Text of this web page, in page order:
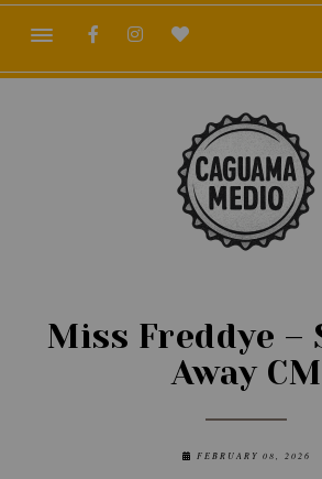
Miss Freddye –
Away CM
FEBRUARY 08, 2026